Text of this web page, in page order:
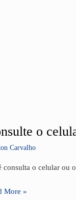
o
Carvalho
consulta o celular ou
More »